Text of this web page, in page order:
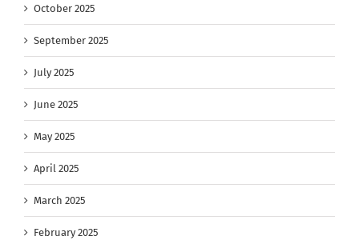
October 2025
September 2025
July 2025
June 2025
May 2025
April 2025
March 2025
February 2025